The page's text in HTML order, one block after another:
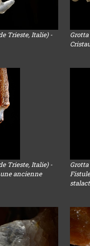
Trieste, Italie) -
Trieste, Italie) -
ancienne